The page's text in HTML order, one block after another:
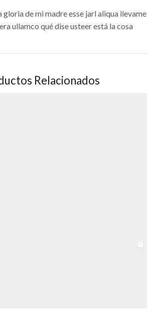
de mi madre esse jarl aliqua llevame
ullamco qué dise usteer está la cosa
Relacionados